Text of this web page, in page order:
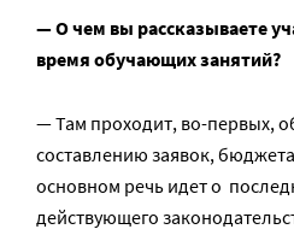
— О чем вы рассказываете
время обучающих занятий?
— Там проходит, во-первых,
составлению заявок,
основном речь идет о
действующего